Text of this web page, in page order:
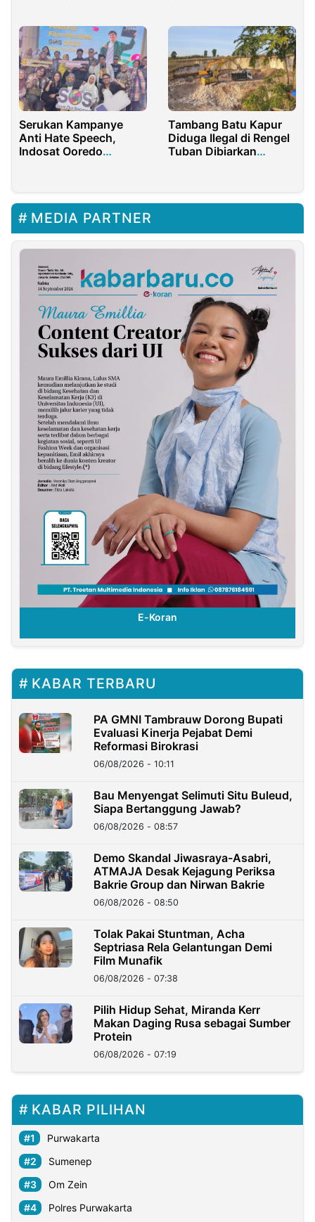
Ilegal di Pohuwato
Serukan Kampanye
Anti Hate Speech,
Indosat Ooredo
Tambang Batu Kapur
Diduga Ilegal di Rengel
Tuban Dibiarkan
MEDIA PARTNER
E-Koran
KABAR TERBARU
PA GMNI Tambrauw Dorong Bupati
Evaluasi Kinerja Pejabat Demi
Reformasi Birokrasi
06/08/2026 - 10:11
Bau Menyengat Selimuti Situ Buleud,
Siapa Bertanggung Jawab?
06/08/2026 - 08:57
Demo Skandal Jiwasraya-Asabri,
ATMAJA Desak Kejagung Periksa
Bakrie Group dan Nirwan Bakrie
06/08/2026 - 08:50
Tolak Pakai Stuntman, Acha
Septriasa Rela Gelantungan Demi
Film Munafik
06/08/2026 - 07:38
Pilih Hidup Sehat, Miranda Kerr
Makan Daging Rusa sebagai Sumber
Protein
06/08/2026 - 07:19
KABAR PILIHAN
Purwakarta
Sumenep
Om Zein
Polres Purwakarta